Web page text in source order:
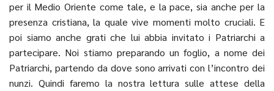
per il Medio Oriente come tale, e la pace, sia anche per la
presenza cristiana, la quale vive momenti molto cruciali. E
poi siamo anche grati che lui abbia invitato i Patriarchi a
partecipare. Noi stiamo preparando un foglio, a nome dei
Patriarchi, partendo da dove sono arrivati con l’incontro dei
nunzi. Quindi faremo la nostra lettura sulle attese della